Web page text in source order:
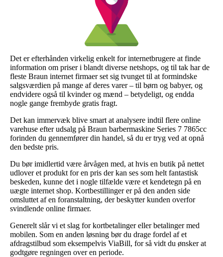
Det er efterhånden virkelig enkelt for internetbrugere at finde
information om priser i blandt diverse netshops, og til tak har de
fleste Braun internet firmaer set sig tvunget til at formindske
salgsværdien på mange af deres varer – til børn og babyer, og
endvidere også til kvinder og mænd – betydeligt, og endda
nogle gange frembyde gratis fragt.
Det kan immervæk blive smart at analysere indtil flere online
varehuse efter udsalg på Braun barbermaskine Series 7 7865cc
forinden du gennemfører din handel, så du er tryg ved at opnå
den bedste pris.
Du bør imidlertid være årvågen med, at hvis en butik på nettet
udlover et produkt for en pris der kan ses som helt fantastisk
beskeden, kunne det i nogle tilfælde være et kendetegn på en
uægte internet shop. Kortbestillinger er på den anden side
omsluttet af en foranstaltning, der beskytter kunden overfor
svindlende online firmaer.
Generelt slår vi et slag for kortbetalinger eller betalinger med
mobilen. Som en anden løsning bør du drage fordel af et
afdragstilbud som eksempelvis ViaBill, for så vidt du ønsker at
godtgøre regningen over en periode.